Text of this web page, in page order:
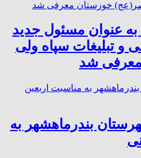
عنوان مسئول جدید
و تبلیغات سپاه ولی
شد
بندرماهشهر به